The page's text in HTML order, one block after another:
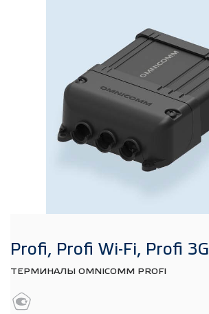
Profi, Profi Wi-Fi, Profi 3G
ТЕРМИНАЛЫ OMNICOMM PROFI